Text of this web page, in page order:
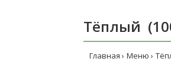
Тёплый
Главная Меню